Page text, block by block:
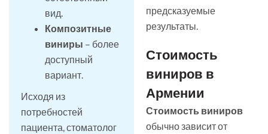
вид.
Композитные
виниры – более
доступный
вариант.
Исходя из
потребностей
пациента, стоматолог
предсказуемые
результаты.
Стоимость
виниров в
Армении
Стоимость виниров
обычно зависит от